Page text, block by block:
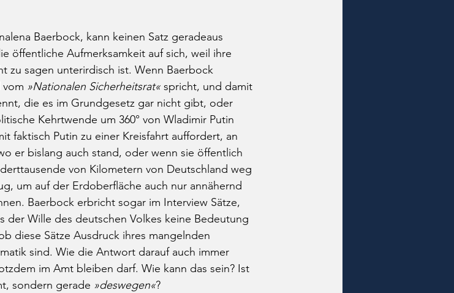
Baerbock, kann keinen Satz geradeaus
öffentliche Aufmerksamkeit auf sich, weil ihre
zu sagen unterirdisch ist. Wenn Baerbock
vom »Nationalen Sicherheitsrat« spricht, und damit
die es im Grundgesetz gar nicht gibt, oder
Kehrtwende um 360° von Wladimir Putin
faktisch Putin zu einer Kreisfahrt auffordert, an
er bislang auch stand, oder wenn sie öffentlich
von Kilometern von Deutschland weg
um auf der Erdoberfläche auch nur annähernd
Baerbock erbricht sogar im Interview Sätze,
der Wille des deutschen Volkes keine Bedeutung
diese Sätze Ausdruck ihres mangelnden
sind. Wie die Antwort darauf auch immer
im Amt bleiben darf. Wie kann das sein? Ist
sondern gerade »deswegen«?